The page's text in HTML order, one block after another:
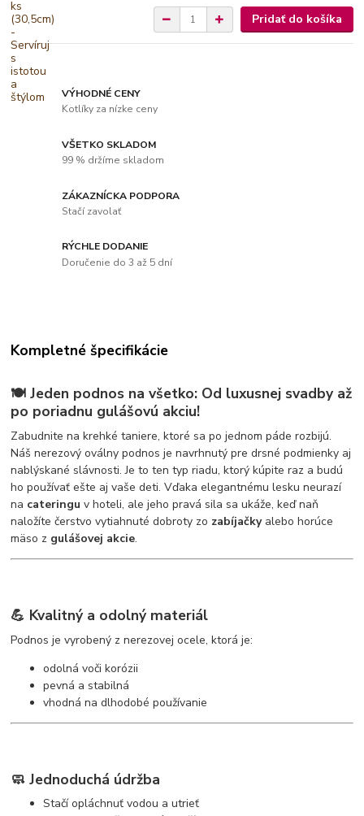
Pridať do košíka
VÝHODNÉ CENY
Kotlíky za nízke ceny
VŠETKO SKLADOM
99 % držíme skladom
ZÁKAZNÍCKA PODPORA
Stačí zavolať
RÝCHLE DODANIE
Doručenie do 3 až 5 dní
Kompletné špecifikácie
🍽️Jeden podnos na všetko: Od luxusnej svadby až
po poriadnu gulášovú akciu!
Zabudnite na krehké taniere, ktoré sa po jednom páde rozbijú.
Náš nerezový oválny podnos je navrhnutý pre drsné podmienky aj
nablýskané slávnosti. Je to ten typ riadu, ktorý kúpite raz a budú
ho používať ešte aj vaše deti. Vďaka elegantnému lesku neurazí
na cateringu v hoteli, ale jeho pravá sila sa ukáže, keď naň
naložíte čerstvo vytiahnuté dobroty zo zabíjačkyalebo horúce
mäso z gulášovej akcie.
💪 Kvalitný a odolný materiál
Podnos je vyrobený z nerezovej ocele, ktorá je:
odolná voči korózii
pevná a stabilná
vhodná na dlhodobé používanie
🧼 Jednoduchá údržba
Stačí opláchnuť vodou a utrieť